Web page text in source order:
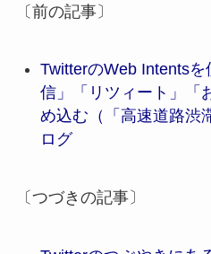
〔前の記事〕
TwitterのWeb Intents
信」「リツィート」「
め込む（「高速道路
ログ
〔つづきの記事〕